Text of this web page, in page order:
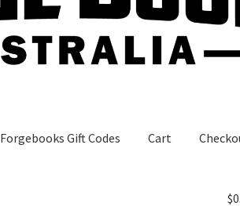
Forgebooks Gift Codes Cart
$